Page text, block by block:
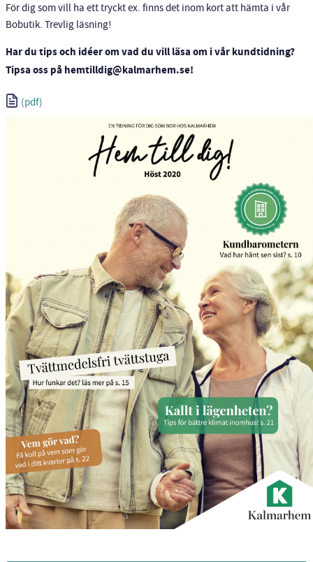
För dig som vill ha ett tryckt ex. finns det inom kort att hämta i vår
Bobutik. Trevlig läsning!
Har du tips och idéer om vad du vill läsa om i vår kundtidning?
Tipsa oss på hemtilldig@kalmarhem.se!